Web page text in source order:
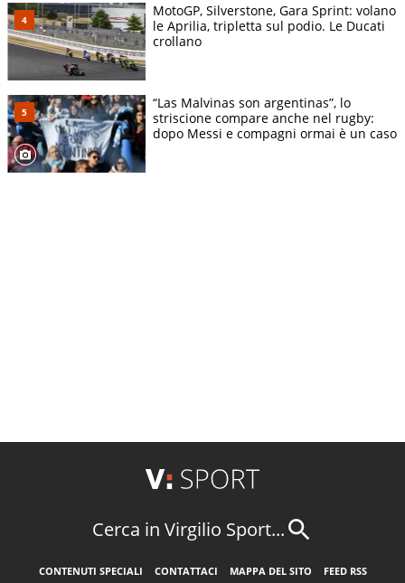
MotoGP, Silverstone, Gara Sprint: volano
le Aprilia, tripletta sul podio. Le Ducati
crollano
“Las Malvinas son argentinas”, lo
striscione compare anche nel rugby:
dopo Messi e compagni ormai è un caso
Cerca in Virgilio Sport...
CONTENUTI SPECIALI CONTATTACI MAPPA DEL SITO
FEED RSS